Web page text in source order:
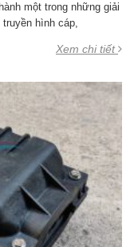
một trong những giải
hình cáp,
Xem chi tiết